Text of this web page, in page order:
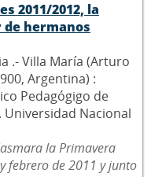
2011/2012, la
de hermanos
.- Villa María (Arturo
Argentina) :
Pedagógigo de
Universidad Nacional
la Primavera
febrero de 2011 y junto